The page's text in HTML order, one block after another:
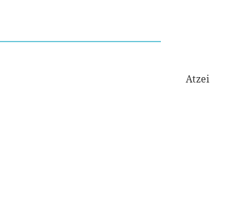
Atzei